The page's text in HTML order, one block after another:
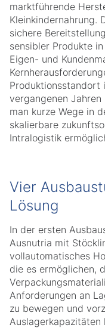
marktführende
Kleinkindernahrung.
sichere
sensibler Produkte
Eigen- und
Produktionsstandort
vergangenen
man kurze Wege in
skalierbare
Intralogistik
Vier
Lösung
In der ersten
Ausnutria mit
vollautomatisches
die es ermöglichen,
Anforderungen an
zu bewegen und
Auslagerkapazitäten